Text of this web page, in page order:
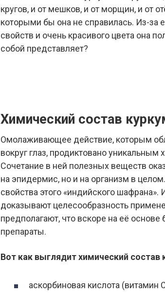
кругов, и от мешков, и от морщин, и от
которыми бы она не справилась. Из-за
свойств и очень красивого цвета она
собой представляет?
Химический состав
Омолаживающее действие, которым
вокруг глаз, продиктовано
Сочетание в ней полезных веществ
на эпидермис, но и на организм в
свойства этого «индийского
доказывают целесообразность
предполагают, что вскоре на её
препараты.
Вот как выглядит химический состав
аскорбиновая кислота (витамин